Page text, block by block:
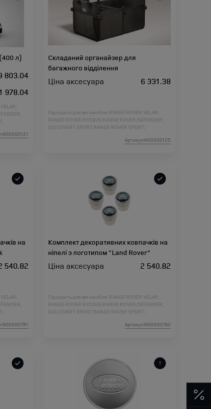
л)
803.04
978.04
L461;
Складаний органайзер для
багажного відділення
Ціна аксесуара 6 331.38
Підходить для автомобіля : RANGE ROVER VELAR;
RANGE ROVER EVOQUE; RANGE ROVER; DEFENDER;
DISCOVERY SPORT; RANGE ROVER SPORT;
RANGE ROVER SPORT L461;
Артикул:N00000125
на
540.82
L461;
Комплект декоративних ковпачків на
ніпелі з логотипом "Land Rover"
Ціна аксесуара 2 540.82
Підходить для автомобіля : RANGE ROVER VELAR;
RANGE ROVER EVOQUE; RANGE ROVER; DEFENDER;
DISCOVERY SPORT; RANGE ROVER SPORT;
RANGE ROVER SPORT L461;
Артикул:N00000782